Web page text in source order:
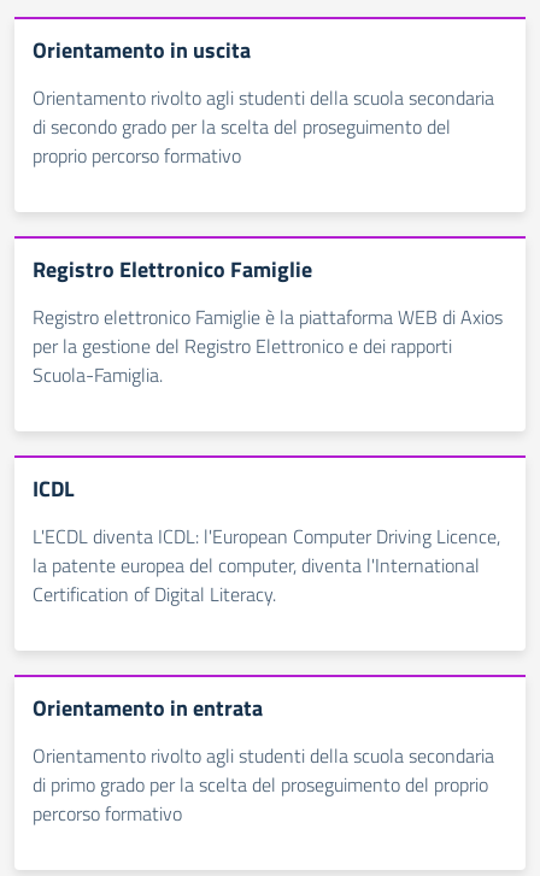
Orientamento in uscita
Orientamento rivolto agli studenti della scuola secondaria
di secondo grado per la scelta del proseguimento del
proprio percorso formativo
Registro Elettronico Famiglie
Registro elettronico Famiglie è la piattaforma WEB di Axios
per la gestione del Registro Elettronico e dei rapporti
Scuola-Famiglia.
ICDL
L'ECDL diventa ICDL: l'European Computer Driving Licence,
la patente europea del computer, diventa l'International
Certification of Digital Literacy.
Orientamento in entrata
Orientamento rivolto agli studenti della scuola secondaria
di primo grado per la scelta del proseguimento del proprio
percorso formativo